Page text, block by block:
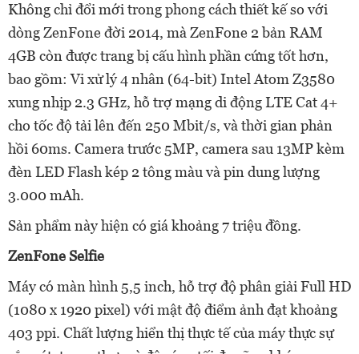
Không chỉ đổi mới trong phong cách thiết kế so với
dòng ZenFone đời 2014, mà ZenFone 2 bản RAM
4GB còn được trang bị cấu hình phần cứng tốt hơn,
bao gồm: Vi xử lý 4 nhân (64-bit) Intel Atom Z3580
xung nhịp 2.3 GHz, hỗ trợ mạng di động LTE Cat 4+
cho tốc độ tải lên đến 250 Mbit/s, và thời gian phản
hồi 60ms. Camera trước 5MP, camera sau 13MP kèm
đèn LED Flash kép 2 tông màu và pin dung lượng
3.000 mAh.
Sản phẩm này hiện có giá khoảng 7 triệu đồng.
ZenFone Selfie
Máy có màn hình 5,5 inch, hỗ trợ độ phân giải Full HD
(1080 x 1920 pixel) với mật độ điểm ảnh đạt khoảng
403 ppi. Chất lượng hiển thị thực tế của máy thực sự